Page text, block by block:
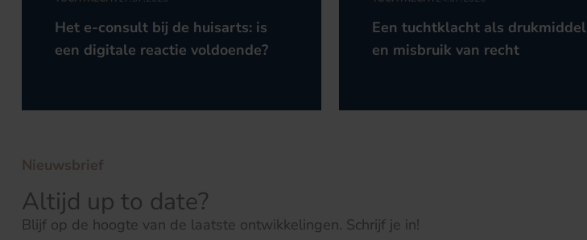
Het e-consult bij de huisarts: is
een digitale reactie voldoende?
Een tuchtklacht als drukmiddel
en misbruik van recht
Nieuwsbrief
Altijd up to date?
Blijf op de hoogte van de laatste ontwikkelingen. Schrijf je in!